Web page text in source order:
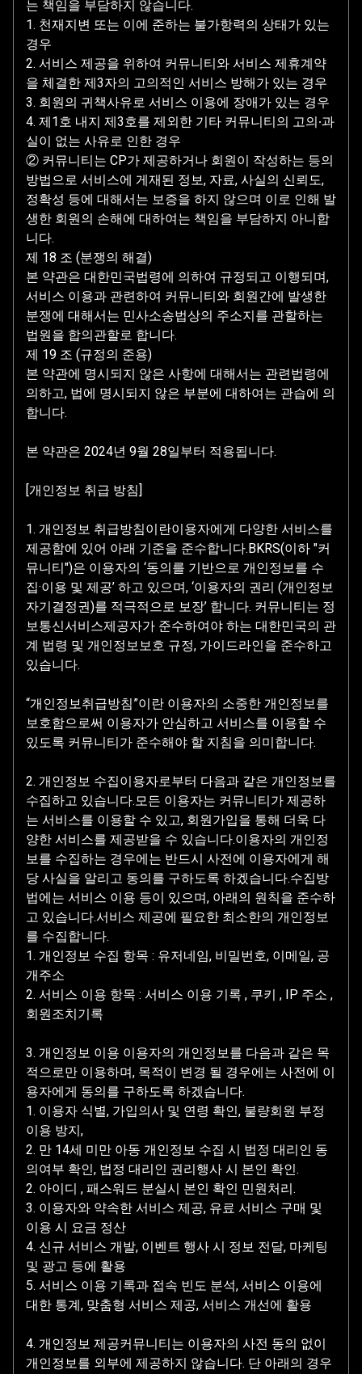
는 책임을 부담하지 않습니다.
1. 천재지변 또는 이에 준하는 불가항력의 상태가 있는
경우
2. 서비스 제공을 위하여 커뮤니티와 서비스 제휴계약
을 체결한 제3자의 고의적인 서비스 방해가 있는 경우
3. 회원의 귀책사유로 서비스 이용에 장애가 있는 경우
4. 제1호 내지 제3호를 제외한 기타 커뮤니티의 고의∙과
실이 없는 사유로 인한 경우
② 커뮤니티는 CP가 제공하거나 회원이 작성하는 등의
방법으로 서비스에 게재된 정보, 자료, 사실의 신뢰도,
정확성 등에 대해서는 보증을 하지 않으며 이로 인해 발
생한 회원의 손해에 대하여는 책임을 부담하지 아니합
니다.
제 18 조 (분쟁의 해결)
본 약관은 대한민국법령에 의하여 규정되고 이행되며,
서비스 이용과 관련하여 커뮤니티와 회원간에 발생한
분쟁에 대해서는 민사소송법상의 주소지를 관할하는
법원을 합의관할로 합니다.
제 19 조 (규정의 준용)
본 약관에 명시되지 않은 사항에 대해서는 관련법령에
의하고, 법에 명시되지 않은 부분에 대하여는 관습에 의
합니다.
본 약관은 2024년 9월 28일부터 적용됩니다.
[개인정보 취급 방침]
1. 개인정보 취급방침이란이용자에게 다양한 서비스를
제공함에 있어 아래 기준을 준수합니다.BKRS(이하 "커
뮤니티")은 이용자의 ‘동의를 기반으로 개인정보를 수
집·이용 및 제공’ 하고 있으며, ‘이용자의 권리 (개인정보
자기결정권)를 적극적으로 보장’ 합니다. 커뮤니티는 정
보통신서비스제공자가 준수하여야 하는 대한민국의 관
계 법령 및 개인정보보호 규정, 가이드라인을 준수하고
있습니다.
“개인정보취급방침”이란 이용자의 소중한 개인정보를
보호함으로써 이용자가 안심하고 서비스를 이용할 수
있도록 커뮤니티가 준수해야 할 지침을 의미합니다.
2. 개인정보 수집이용자로부터 다음과 같은 개인정보를
수집하고 있습니다.모든 이용자는 커뮤니티가 제공하
는 서비스를 이용할 수 있고, 회원가입을 통해 더욱 다
양한 서비스를 제공받을 수 있습니다.이용자의 개인정
보를 수집하는 경우에는 반드시 사전에 이용자에게 해
당 사실을 알리고 동의를 구하도록 하겠습니다.수집방
법에는 서비스 이용 등이 있으며, 아래의 원칙을 준수하
고 있습니다.서비스 제공에 필요한 최소한의 개인정보
를 수집합니다.
1. 개인정보 수집 항목 : 유저네임, 비밀번호, 이메일, 공
개주소
2. 서비스 이용 항목 : 서비스 이용 기록 , 쿠키 , IP 주소 ,
회원조치기록
3. 개인정보 이용 이용자의 개인정보를 다음과 같은 목
적으로만 이용하며, 목적이 변경 될 경우에는 사전에 이
용자에게 동의를 구하도록 하겠습니다.
1. 이용자 식별, 가입의사 및 연령 확인, 불량회원 부정
이용 방지,
2. 만 14세 미만 아동 개인정보 수집 시 법정 대리인 동
의여부 확인, 법정 대리인 권리행사 시 본인 확인.
2. 아이디 , 패스워드 분실시 본인 확인 민원처리.
3. 이용자와 약속한 서비스 제공, 유료 서비스 구매 및
이용 시 요금 정산
4. 신규 서비스 개발, 이벤트 행사 시 정보 전달, 마케팅
및 광고 등에 활용
5. 서비스 이용 기록과 접속 빈도 분석, 서비스 이용에
대한 통계, 맞춤형 서비스 제공, 서비스 개선에 활용
4. 개인정보 제공커뮤니티는 이용자의 사전 동의 없이
개인정보를 외부에 제공하지 않습니다. 단 아래의 경우